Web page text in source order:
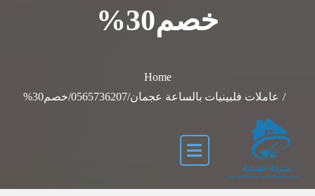
خصم30%
Home
عاملات فلبينيات بالساعة عجمان/0565736207/خصم30%